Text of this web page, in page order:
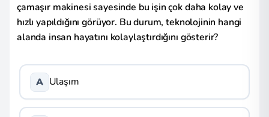
çamaşır makinesi sayesinde bu işin çok daha kolay ve
hızlı yapıldığını görüyor. Bu durum, teknolojinin hangi
alanda insan hayatını kolaylaştırdığını gösterir?
A Ulaşım